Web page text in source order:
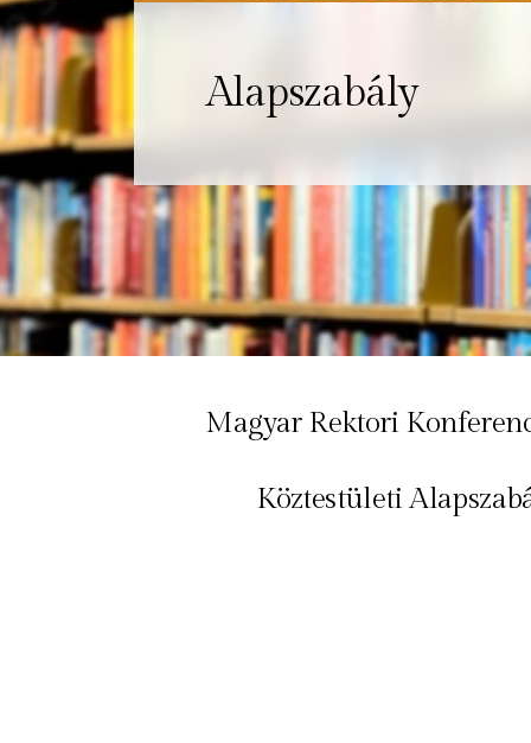
Alapszabály
Magyar Rektori
Köztestületi